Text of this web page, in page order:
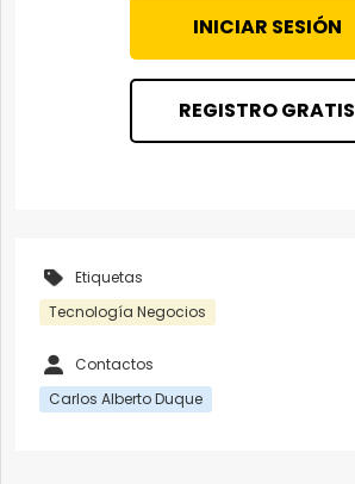
INICIAR SESIÓN
REGISTRO GRATIS
Etiquetas
Tecnología Negocios
Contactos
Carlos Alberto Duque